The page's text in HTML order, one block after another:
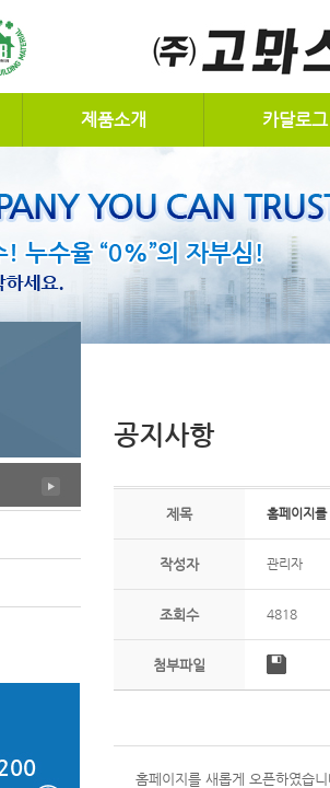
제품소개 카달로그
공지사항
제목 홈페이지
작성자 관리자
조회수 4818
첨부파일
홈페이지를 새롭게 오픈하였습